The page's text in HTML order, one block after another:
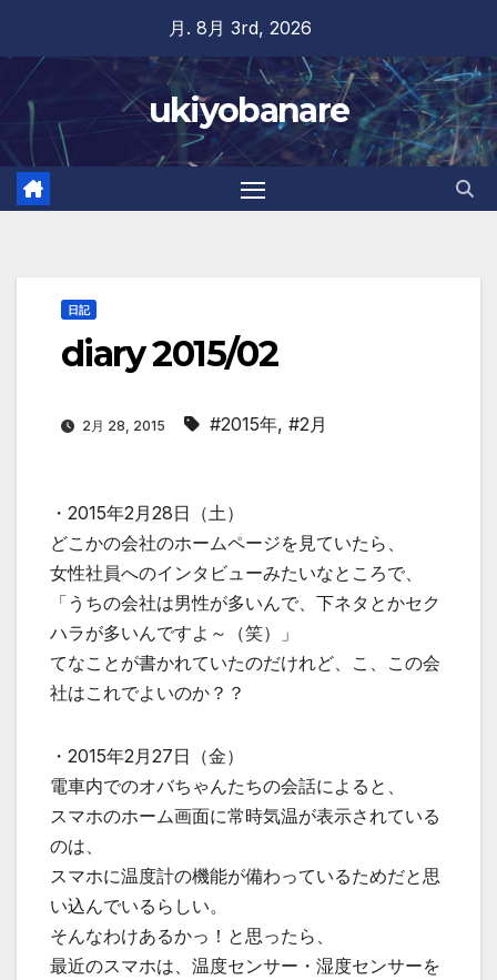
content
月. 8月 3rd, 2026
ukiyobanare
日記
diary 2015/02
2月 28, 2015 #2015年, #2月
・2015年2月28日（土）
どこかの会社のホームページを見ていたら、
女性社員へのインタビューみたいなところで、
「うちの会社は男性が多いんで、下ネタとかセク
ハラが多いんですよ～（笑）」
てなことが書かれていたのだけれど、こ、この会
社はこれでよいのか？？
・2015年2月27日（金）
電車内でのオバちゃんたちの会話によると、
スマホのホーム画面に常時気温が表示されている
のは、
スマホに温度計の機能が備わっているためだと思
い込んでいるらしい。
そんなわけあるかっ！と思ったら、
最近のスマホは、温度センサー・湿度センサーを